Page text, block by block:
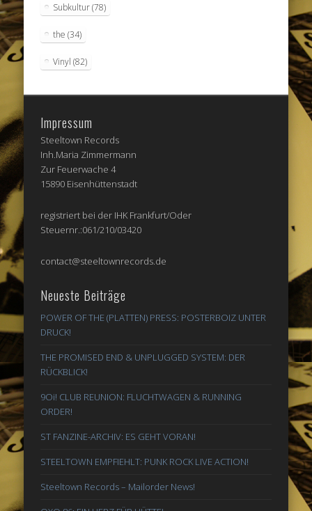
Subkultur(78)
the (34)
Vinyl (82)
Impressum
Steeltown Records
Inh.Maria Zimmermann
Zur Feuerwache 4
15890 Eisenhüttenstadt
registriert bei der IHK Frankfurt/Oder
Steuernr.:061/210/03420
contact@steeltownrecords.de
Neueste Beiträge
POWER OF THE (PLATTEN) PRESS: POSTERBOIZ UNTER
DRUCK!
THE PROMISED END & UNPLUGGED SYSTEM: DER
RÜCKBLICK!
9Oi! CLUB REUNION: FLUCHTWAGEN & RUNNING
ORDER!
ST FANZINE-ARCHIV: ES GEHT VORAN!
STEELTOWN EMPFIEHLT: PUNK ROCK LIVE ACTION!
Steeltown Records – Mailorder News!